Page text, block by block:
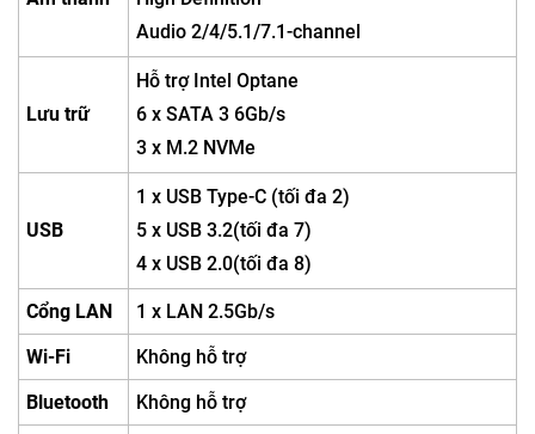
Audio 2/4/5.1/7.1-channel
Lưu trữ
Hỗ trợ Intel Optane
6 x SATA 3 6Gb/s
3 x M.2 NVMe
USB
1 x USB Type-C (tối đa 2)
5 x USB 3.2(tối đa 7)
4 x USB 2.0(tối đa 8)
Cổng LAN
1 x LAN 2.5Gb/s
Wi-Fi
Không hỗ trợ
Bluetooth
Không hỗ trợ